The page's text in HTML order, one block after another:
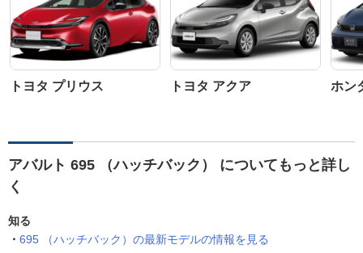
トヨタ プリウス トヨタ アクア ホン
アバルト 695 （ハッチバック） についてもっと詳し
く
知る
695 （ハッチバック）の最新モデルの情報を見る